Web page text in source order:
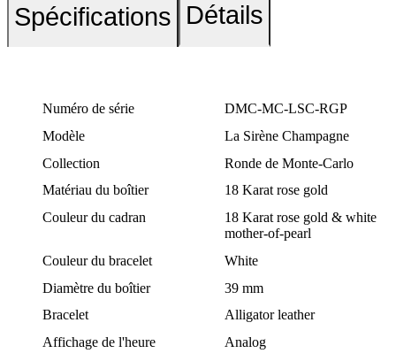
Spécifications Détails
Numéro de série
DMC-MC-LSC-RGP
Modèle
La Sirène Champagne
Collection
Ronde de Monte-Carlo
Matériau du boîtier
18 Karat rose gold
Couleur du cadran
18 Karat rose gold & white
mother-of-pearl
Couleur du bracelet
White
Diamètre du boîtier
39 mm
Bracelet
Alligator leather
Affichage de l'heure
Analog